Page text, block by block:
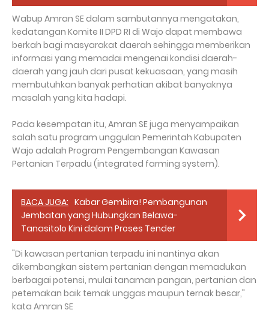
Wabup Amran SE dalam sambutannya mengatakan,
kedatangan Komite II DPD RI di Wajo dapat membawa
berkah bagi masyarakat daerah sehingga memberikan
informasi yang memadai mengenai kondisi daerah-
daerah yang jauh dari pusat kekuasaan, yang masih
membutuhkan banyak perhatian akibat banyaknya
masalah yang kita hadapi.
Pada kesempatan itu, Amran SE juga menyampaikan
salah satu program unggulan Pemerintah Kabupaten
Wajo adalah Program Pengembangan Kawasan
Pertanian Terpadu (integrated farming system).
BACA JUGA: Kabar Gembira! Pembangunan
Jembatan yang Hubungkan Belawa-
Tanasitolo Kini dalam Proses Tender
"Di kawasan pertanian terpadu ini nantinya akan
dikembangkan sistem pertanian dengan memadukan
berbagai potensi, mulai tanaman pangan, pertanian dan
peternakan baik ternak unggas maupun ternak besar,"
kata Amran SE